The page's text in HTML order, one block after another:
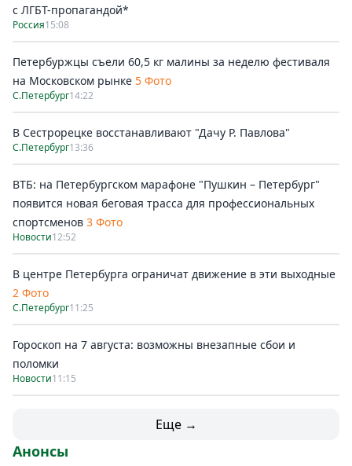
с ЛГБТ-пропагандой*
Россия15:08
Петербуржцы съели 60,5 кг малины за неделю фестиваля
на Московском рынке 5 Фото
С.Петербург14:22
В Сестрорецке восстанавливают "Дачу Р. Павлова"
С.Петербург13:36
ВТБ: на Петербургском марафоне "Пушкин – Петербург"
появится новая беговая трасса для профессиональных
спортсменов 3 Фото
Новости12:52
В центре Петербурга ограничат движение в эти выходные
2 Фото
С.Петербург11:25
Гороскоп на 7 августа: возможны внезапные сбои и
поломки
Новости11:15
Еще →
Анонсы